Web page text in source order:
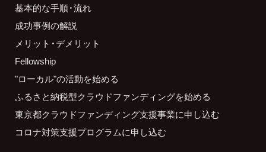
基本的な手順・流れ
成功事例の解説
メリット・デメリット
Fellowship
"ローカル"の活動を始める
ふるさと納税型クラウドファンディングを始める
東京都クラウドファンディング支援事業に申し込む
コロナ対策支援プログラムに申し込む